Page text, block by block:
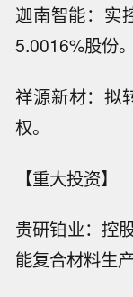
迦南智能：实
5.0016%股份。
祥源新材：拟
权。
【重大投资】
贵研铂业：控
能复合材料生